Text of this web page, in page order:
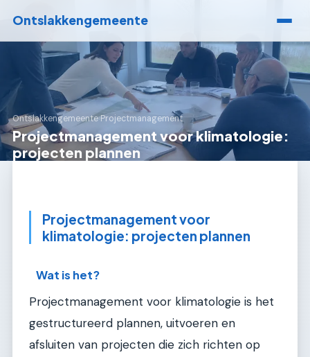
Ontslakkengemeente
Ontslakkengemeente›Projectmanagement
Projectmanagement voor klimatologie:
projecten plannen
Projectmanagement voor
klimatologie: projecten plannen
Wat is het?
Projectmanagement voor klimatologie is het
gestructureerd plannen, uitvoeren en
afsluiten van projecten die zich richten op